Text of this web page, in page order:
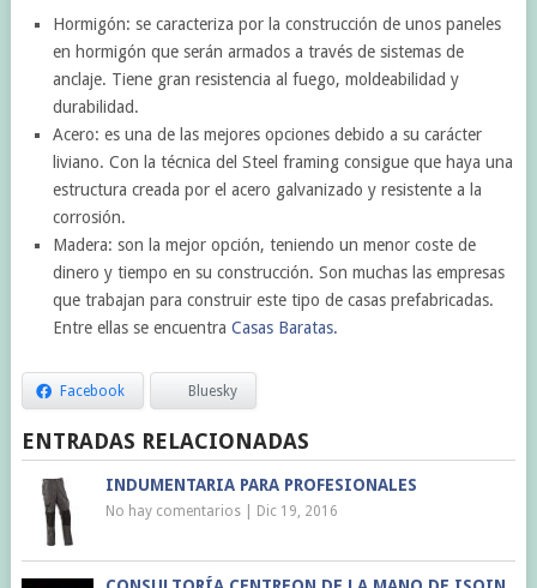
Hormigón: se caracteriza por la construcción de unos paneles
en hormigón que serán armados a través de sistemas de
anclaje. Tiene gran resistencia al fuego, moldeabilidad y
durabilidad.
Acero: es una de las mejores opciones debido a su carácter
liviano. Con la técnica del Steel framing consigue que haya una
estructura creada por el acero galvanizado y resistente a la
corrosión.
Madera: son la mejor opción, teniendo un menor coste de
dinero y tiempo en su construcción. Son muchas las empresas
que trabajan para construir este tipo de casas prefabricadas.
Entre ellas se encuentra Casas Baratas.
Facebook Bluesky
ENTRADAS RELACIONADAS
INDUMENTARIA PARA PROFESIONALES
No hay comentarios| Dic 19, 2016